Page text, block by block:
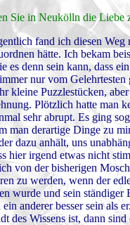
Sie in Neukölln die Liebe
fand ich diesen
hätte. Ich bekam
es denn sein kann, dass
nur vom
kleine Puzzlestücken,
Plötzlich hatte man
sehr abrupt. Es ging
man derartige Dinge zu
dazu anhält, uns
hier irgend etwas nicht
von der bisherigen
zu werden, wenn der
wurde und sein
anderer besser sein als
des Wissens ist, dann